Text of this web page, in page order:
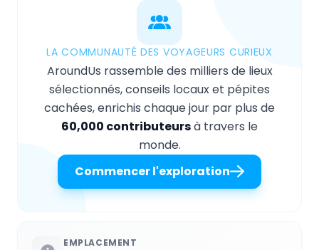
LA COMMUNAUTÉ DES VOYAGEURS CURIEUX
AroundUs rassemble des milliers de lieux
sélectionnés, conseils locaux et pépites
cachées, enrichis chaque jour par plus de
60,000 contributeursà travers le
monde.
Commencer l'exploration
EMPLACEMENT